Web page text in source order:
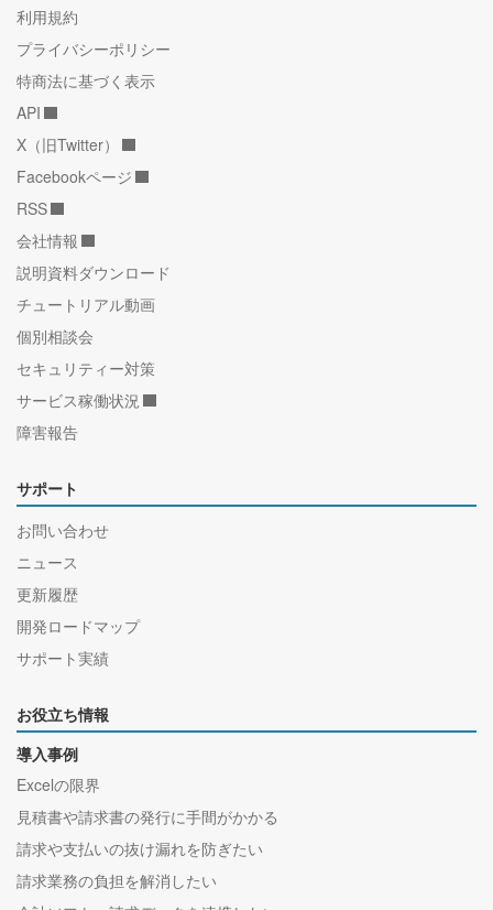
利用規約
プライバシーポリシー
特商法に基づく表示
API
X（旧Twitter）
Facebookページ
RSS
会社情報
説明資料ダウンロード
チュートリアル動画
個別相談会
セキュリティー対策
サービス稼働状況
障害報告
サポート
お問い合わせ
ニュース
更新履歴
開発ロードマップ
サポート実績
お役立ち情報
導入事例
Excelの限界
見積書や請求書の発行に手間がかかる
請求や支払いの抜け漏れを防ぎたい
請求業務の負担を解消したい